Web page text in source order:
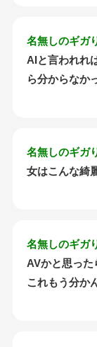
名無しのギガ
AIと言われれ
ら分からなか
名無しのギガ
女はこんな綺
名無しのギガ
AVかと思った
これもう分か